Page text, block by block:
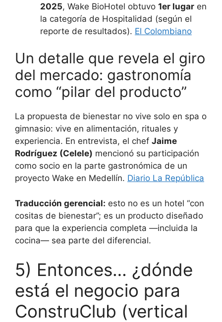
2025, Wake BioHotel obtuvo 1er lugar en
la categoría de Hospitalidad (según el
reporte de resultados). El Colombiano
Un detalle que revela el giro
del mercado: gastronomía
como “pilar del producto”
La propuesta de bienestar no vive solo en spa o
gimnasio: vive en alimentación, rituales y
experiencia. En entrevista, el chef Jaime
Rodríguez (Celele) mencionó su participación
como socio en la parte gastronómica de un
proyecto Wake en Medellín. Diario La República
Traducción gerencial: esto no es un hotel “con
cositas de bienestar”; es un producto diseñado
para que la experiencia completa —incluida la
cocina— sea parte del diferencial.
5) Entonces… ¿dónde
está el negocio para
ConstruClub (vertical